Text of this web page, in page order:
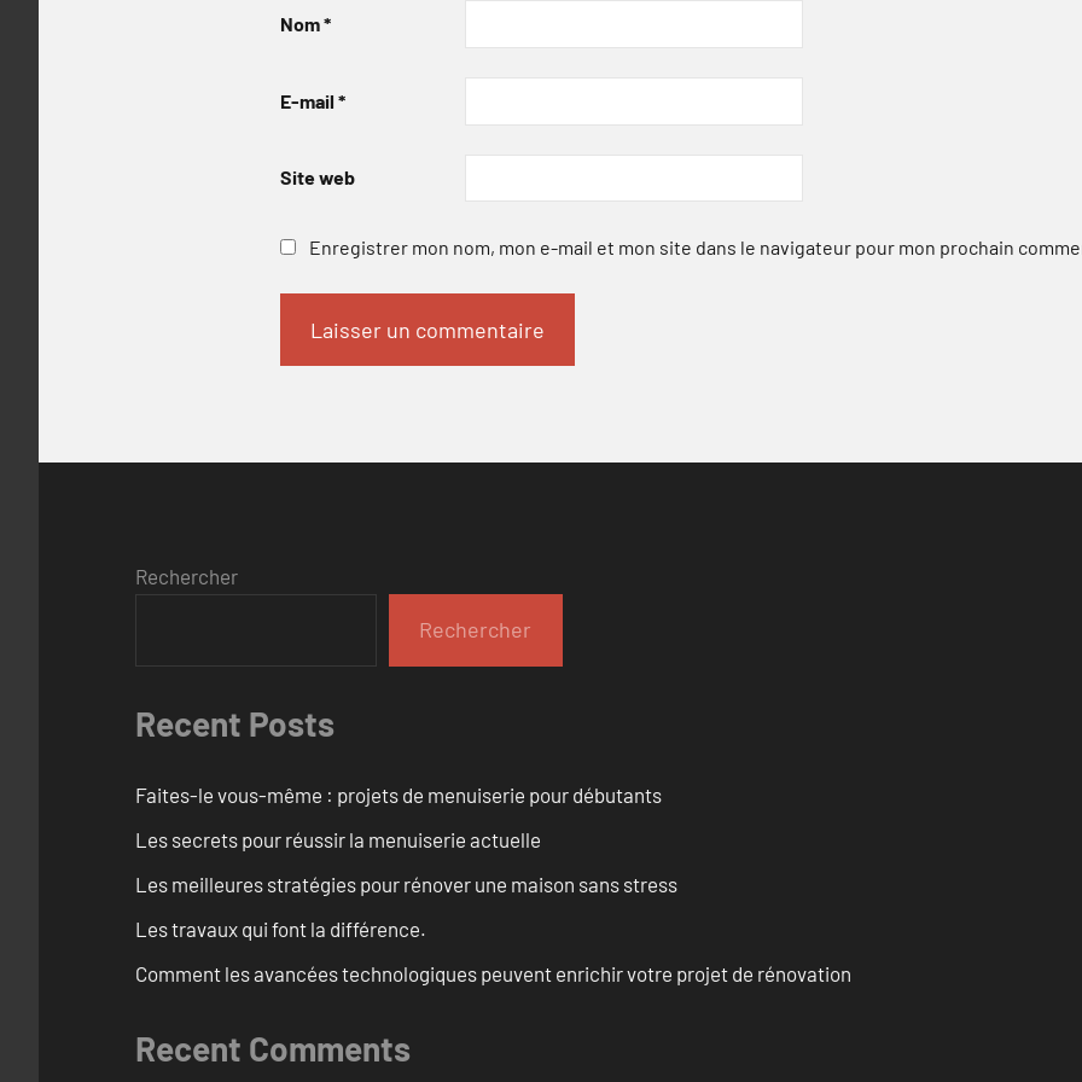
Nom*
E-mail *
Site web
Enregistrer mon nom, mon e-mail et mon site dans le navigateur pour mon prochain
Rechercher
Rechercher
Recent Posts
Faites-le vous-même : projets de menuiserie pour débutants
Les secrets pour réussir la menuiserie actuelle
Les meilleures stratégies pour rénover une maison sans stress
Les travaux qui font la différence.
Comment les avancées technologiques peuvent enrichir votre projet de rénovation
Recent Comments